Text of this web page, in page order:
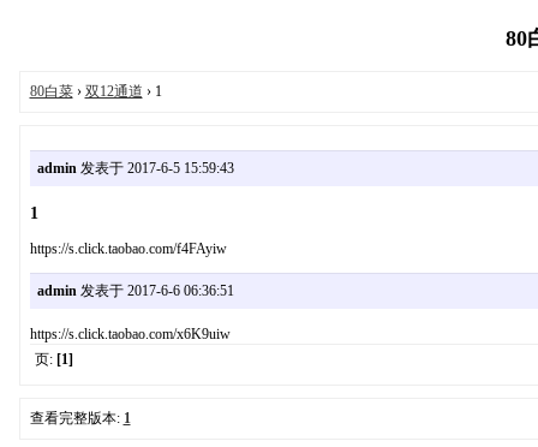
80
80白菜› 双12通道 › 1
admin发表于 2017-6-5 15:59:43
1
https://s.click.taobao.com/f4FAyiw
admin发表于 2017-6-6 06:36:51
https://s.click.taobao.com/x6K9uiw
页: [1]
查看完整版本: 1